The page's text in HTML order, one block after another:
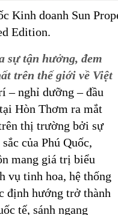
Kinh doanh Sun
Edition.
sự tận hưởng, đem
trên thế giới về Việt
– nghỉ dưỡng – đầu
Hòn Thơm ra mắt
thị trường bởi sự
của Phú Quốc,
mang giá trị biểu
vụ tinh hoa, hệ thống
định hướng trở thành
tế, sánh ngang